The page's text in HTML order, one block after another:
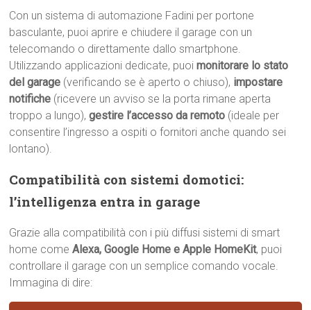
Con un sistema di automazione Fadini per portone
basculante, puoi aprire e chiudere il garage con un
telecomando o direttamente dallo smartphone.
Utilizzando applicazioni dedicate, puoimonitorare lo stato
del garage (verificando se è aperto o chiuso), impostare
notifiche (ricevere un avviso se la porta rimane aperta
troppo a lungo),gestire l’accesso da remoto (ideale per
consentire l’ingresso a ospiti o fornitori anche quando sei
lontano).
Compatibilità con sistemi domotici:
l’intelligenza entra in garage
Grazie alla compatibilità con i più diffusi sistemi di smart
home comeAlexa, Google Home e Apple HomeKit, puoi
controllare il garage con un semplice comando vocale.
Immagina di dire: